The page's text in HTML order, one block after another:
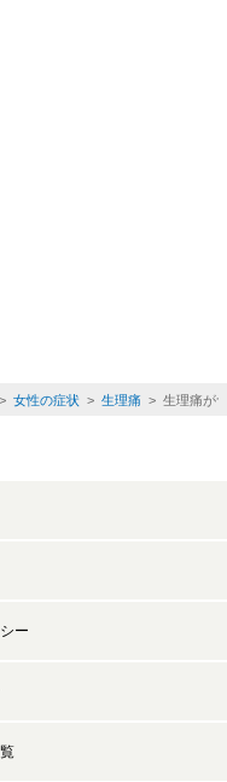
女性の症状> 生理痛 > 生理痛が
ー